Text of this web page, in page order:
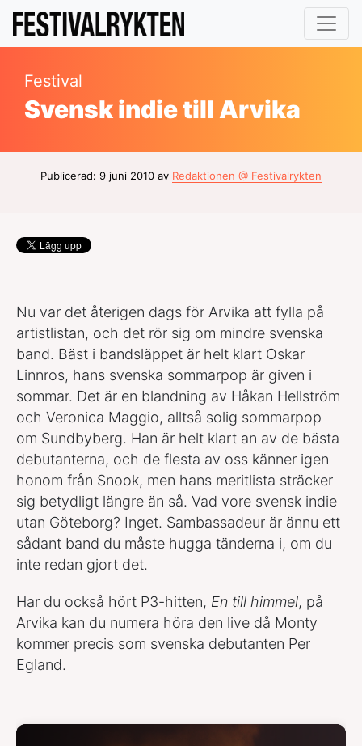
Festival
Svensk indie till Arvika
Publicerad: 9 juni 2010 av Redaktionen @ Festivalrykten
Nu var det återigen dags för Arvika att fylla på
artistlistan, och det rör sig om mindre svenska
band. Bäst i bandsläppet är helt klart Oskar
Linnros, hans svenska sommarpop är given i
sommar. Det är en blandning av Håkan Hellström
och Veronica Maggio, alltså solig sommarpop
om Sundbyberg. Han är helt klart an av de bästa
debutanterna, och de flesta av oss känner igen
honom från Snook, men hans meritlista sträcker
sig betydligt längre än så. Vad vore svensk indie
utan Göteborg? Inget. Sambassadeur är ännu ett
sådant band du måste hugga tänderna i, om du
inte redan gjort det.
Har du också hört P3-hitten, En till himmel, på
Arvika kan du numera höra den live då Monty
kommer precis som svenska debutanten Per
Egland.